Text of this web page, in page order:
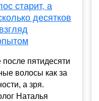
старит, а
десятков
пятидесяти
волосы как за
а зря.
Наталья